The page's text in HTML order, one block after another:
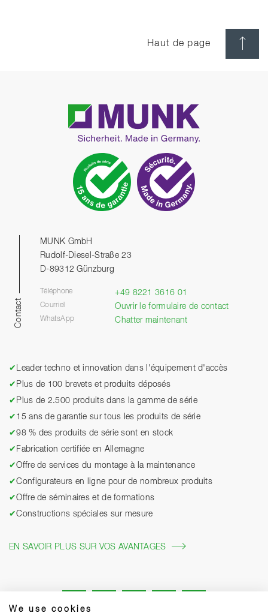
We use cookies
Haut de page
Contact
MUNK GmbH
Rudolf-Diesel-Straße 23
D-89312 Günzburg
Téléphone +49 8221 3616 01
Courriel Ouvrir le formulaire de contact
WhatsApp Chatter maintenant
✔ Leader techno et innovation dans l'équipement d'accès
✔ Plus de 100 brevets et produits déposés
✔ Plus de 2.500 produits dans la gamme de série
✔ 15 ans de garantie sur tous les produits de série
✔98 % des produits de série sont en stock
✔ Fabrication certifiée en Allemagne
✔Offre de services du montage à la maintenance
✔Configurateurs en ligne pour de nombreux produits
✔Offre de séminaires et de formations
✔Constructions spéciales sur mesure
EN SAVOIR PLUS SUR VOS AVANTAGES